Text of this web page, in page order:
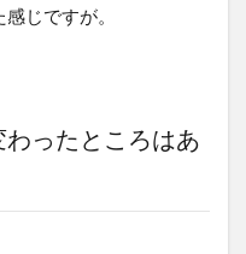
じですが。
ったところはあ